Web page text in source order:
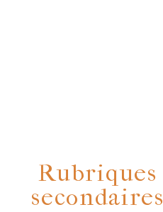
Rubriques
secondaires